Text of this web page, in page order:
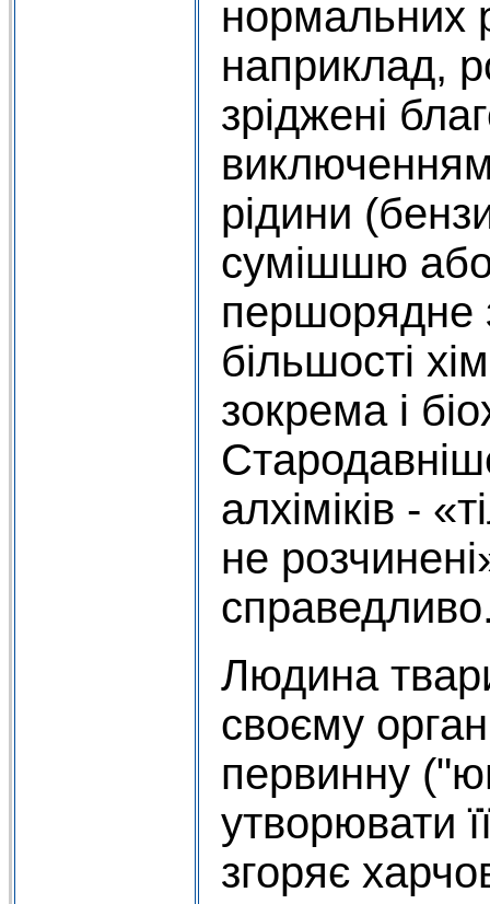
нормальних
наприклад,
зріджені
виключенням
рідини
сумішшю
першорядне
більшості
зокрема і
алхіміків -
не
Людина
своєму
первинну
утворювати
згоряє